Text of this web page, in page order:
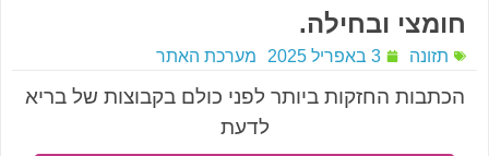
חומצי ובחילה.
תזונה 3 באפריל 2025 מערכת האתר
הכתבות החזקות ביותר לפני כולם בקבוצות של בריא
לדעת